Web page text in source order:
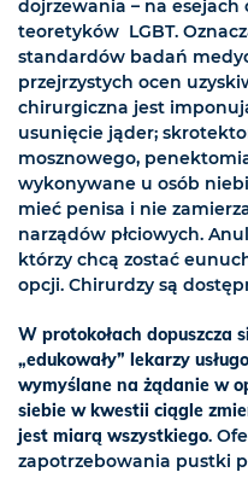
dojrzewania – na
teoretyków LGBT.
standardów badań
przejrzystych ocen
chirurgiczna jest
usunięcie jąder;
mosznowego,
wykonywane u osób
mieć penisa i nie
narządów płciowych.
którzy chcą zostać
opcji. Chirurdzy są
W protokołach dopuszcza
„edukowały” lekarzy
wymyślane na żądanie w
siebie w kwestii ciągle
jest miarą wszystkiego.
zapotrzebowania pustki